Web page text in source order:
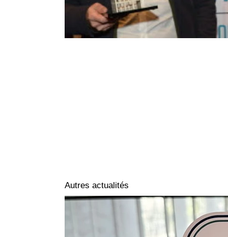
Autres actualités